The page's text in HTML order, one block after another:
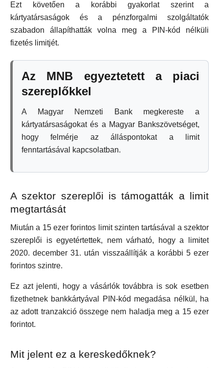
Ezt követően a korábbi gyakorlat szerint a
kártyatársaságok és a pénzforgalmi szolgáltatók
szabadon állapíthatták volna meg a PIN-kód nélküli
fizetés limitjét.
Az MNB egyeztetett a piaci
szereplőkkel
A Magyar Nemzeti Bank megkereste a
kártyatársaságokat és a Magyar Bankszövetséget,
hogy felmérje az álláspontokat a limit
fenntartásával kapcsolatban.
A szektor szereplői is támogatták a limit
megtartását
Miután a 15 ezer forintos limit szinten tartásával a szektor
szereplői is egyetértettek, nem várható, hogy a limitet
2020. december 31. után visszaállítják a korábbi 5 ezer
forintos szintre.
Ez azt jelenti, hogy a vásárlók továbbra is sok esetben
fizethetnek bankkártyával PIN-kód megadása nélkül, ha
az adott tranzakció összege nem haladja meg a 15 ezer
forintot.
Mit jelent ez a kereskedőknek?